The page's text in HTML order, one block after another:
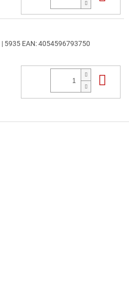
| 5935 EAN:4054596793750